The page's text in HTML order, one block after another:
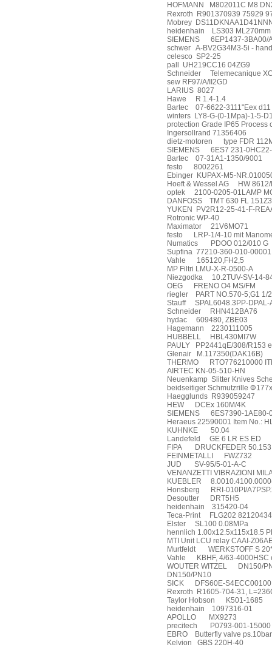
HOFMANN
M802011C M8
Rexroth
R901370939 75929
Mobrey
heidenhain
LS303
SIEMENS
6EP1437-3BA00/
schwer A-BV2G34M3-5i -
celesco SP2-25
pall
UH219CC16 04ZG9
Schneider
Telemecanique
sew RF97/A/II2GD
LARIUS 8027
Hawe
R 1.4-1.4
Bartec
07-6622-3111"Eex
winters LY8-G-(0-1Mpa)-1-5-
protection Grade IP65 Process
Ingersollrand 71356406
dietz-motoren
type FDR
SIEMENS
6ES7 231-
Bartec
07-31A1-1350/9001
festo
8002261
Ebinger KUPAX-M5-
Hoeft & Wessel AG
HW
optek
2100-0205-01LAMP
DANFOSS
TMT 630 FL
YUKEN
PV2R12-25-41-F-
Rotronic WP-40
Maximator
21V6MO71
festo
LRP-1/4-10 mit
Numatics
PDOO 012/010 G
Supfina 77210-360-010-00001
Vahle
165120,FH2,5
MP Filtri LMU-X-R-0500-A
Niezgodka
10.2TUV-SV-14-
OEG
FRENO O4 MS/FM
riegler
PART NO.570-5;G1 1/2
Stauff
SPAL6048.3PP-DPAL-
Schneider
RHN412BA76
hydac
609480, ZBE03
Hagemann
2230111005
HUBBELL
HBL430MI7W
PAULY
PP2441qE/308/R153
Glenair
M.117350(DAK16B)
THERMO
RTO776210000
AIRTEC KN-05-510-HN
Neuenkamp Slitter Knives
beidseitiger Schmutzrille
Haegglunds R939059247
HEW
DCEx 160M/4K
SIEMENS
6ES7390-1AE80-
Heraeus 22590001 Item No.:
KUHNKE
50.04
Landefeld
GE 6 LR ES ED
FIPA
DRUCKFEDER 50.153
FEINMETALLI
FWZ732
JUD
SV-95/5-01-A-C
VENANZETTI VIBRAZIONI
KUEBLER
Honsberg
RRI-010PI/
Desoutter
DRT5H5
heidenhain
315420-04
Teca-Print
FLG202
Elster
SL100 0.08MPa
hennlich 1.00x12.5x115x18.5
MTI Unit LCU relay CAAI-
Murtfeldt
WERKSTOFF S
Vahle
KBHF, 4/63-
WOUTER WITZEL
DN150/
DN150/PN10
SICK
DFS60E-S4ECC00100
Rexroth
R1605-704-31,
Taylor Hobson
K501-1685
heidenhain
1097316-01
APOLLO
MX9273
precitech
P0793-001-15000
EBRO
Butterfly valve
Kelvion
GBS 220H-40